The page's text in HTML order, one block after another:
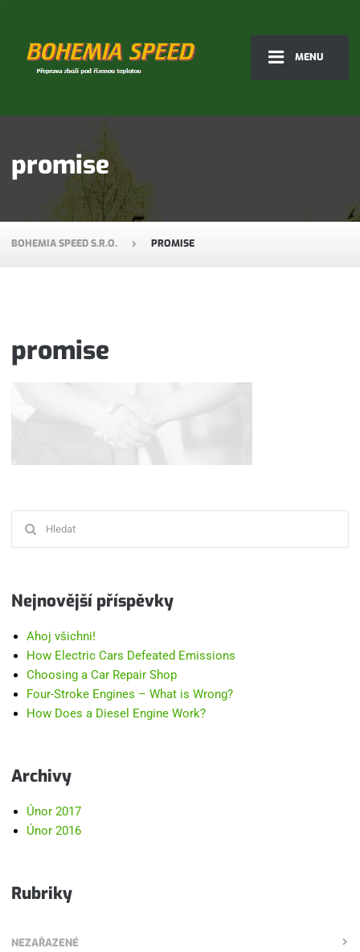
MENU
promise
BOHEMIA SPEED S.R.O. PROMISE
promise
Nejnovější příspěvky
Ahoj všichni!
How Electric Cars Defeated Emissions
Choosing a Car Repair Shop
Four-Stroke Engines – What is Wrong?
How Does a Diesel Engine Work?
Archivy
Únor 2017
Únor 2016
Rubriky
NEZAŘAZENÉ